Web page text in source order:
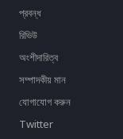
প্রবন্ধ
রিভিউ
অংশীদারিত্ব
সম্পাদকীয় মান
যোগাযোগ করুন
Twitter